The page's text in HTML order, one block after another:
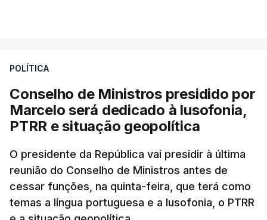
Da sua experiência no terreno, é destacada a
Forças Nacionais Destacadas, como
comandante do 2.º Batalhão Mecanizado, da
Reserva Tática do Comandante da Força da
NATO no Kosovo, e, mais recentemente, na
MINUSCA, como 2.º comandante da Força
Militar da ONU para a República Centro-
Africana".
POLÍTICA
Conselho de Ministros presidido por
Marcelo será dedicado à lusofonia,
PTRR e situação geopolítica
O presidente da República vai presidir à última
reunião do Conselho de Ministros antes de
cessar funções, na quinta-feira, que terá como
temas a língua portuguesa e a lusofonia, o PTRR